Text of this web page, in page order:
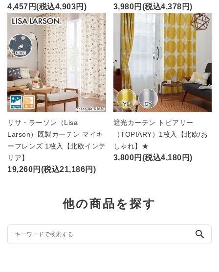
4,457円(税込4,903円) 3,980円(税込4,378円)
リサ・ラーソン（Lisa
Larson）既製カーテン マイキ
ーフレンズ 1枚入【北欧インテ
リア】
19,260円(税込21,186円)
遮光カーテン トピアリー
（TOPIARY）1枚入【北欧/お
しゃれ】★
3,800円(税込4,180円)
他の商品を探す
search